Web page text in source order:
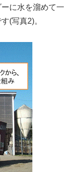
に水を溜めて一
(写真2)。